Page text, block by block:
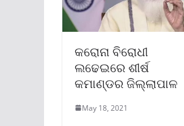
କରୋନା ବିରୋଧୀ
ଲଢେଇରେ ଶୀର୍ଷ
କମାଣ୍ଡର ଜିଲ୍ଲାପାଳ
May 18, 2021